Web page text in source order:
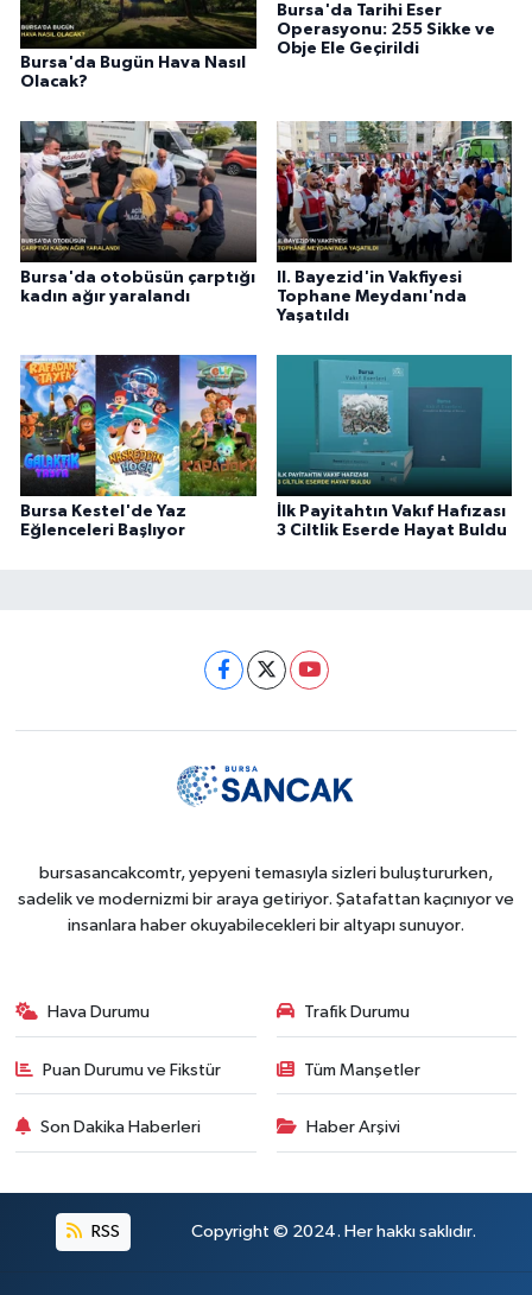
Bursa'da Bugün Hava Nasıl
Olacak?
Bursa'da Tarihi Eser
Operasyonu: 255 Sikke ve
Obje Ele Geçirildi
Bursa'da otobüsün çarptığı
kadın ağır yaralandı
II. Bayezid'in Vakfiyesi
Tophane Meydanı'nda
Yaşatıldı
Bursa Kestel'de Yaz
Eğlenceleri Başlıyor
İlk Payitahtın Vakıf Hafızası
3 Ciltlik Eserde Hayat Buldu
bursasancakcomtr, yepyeni temasıyla sizleri buluştururken,
sadelik ve modernizmi bir araya getiriyor. Şatafattan kaçınıyor ve
insanlara haber okuyabilecekleri bir altyapı sunuyor.
Hava Durumu Trafik Durumu
Puan Durumu ve Fikstür Tüm Manşetler
Son Dakika Haberleri Haber Arşivi
RSS Copyright © 2024. Her hakkı saklıdır.